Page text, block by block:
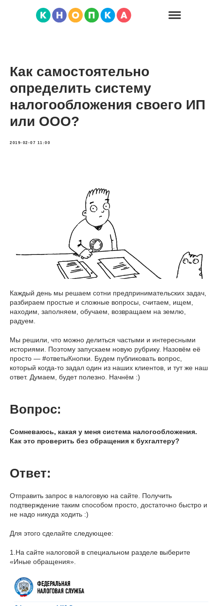
Как самостоятельно
определить систему
налогообложения своего ИП
или ООО?
2019-02-07 11:00
Каждый день мы решаем сотни предпринимательских задач,
разбираем простые и сложные вопросы, считаем, ищем,
находим, заполняем, обучаем, возвращаем на землю,
радуем.
Мы решили, что можно делиться частыми и интересными
историями. Поэтому запускаем новую рубрику. Назовём её
просто — #ответыКнопки. Будем публиковать вопрос,
который когда-то задал один из наших клиентов, и тут же наш
ответ. Думаем, будет полезно. Начнём :)
Вопрос:
Сомневаюсь, какая у меня система налогообложения.
Как это проверить без обращения к бухгалтеру?
Ответ:
Отправить запрос в налоговую на сайте. Получить
подтверждение таким способом просто, достаточно быстро и
не надо никуда ходить :)
Для этого сделайте следующее:
1.На сайте налоговой в специальном разделе выберите
«Иные обращения».